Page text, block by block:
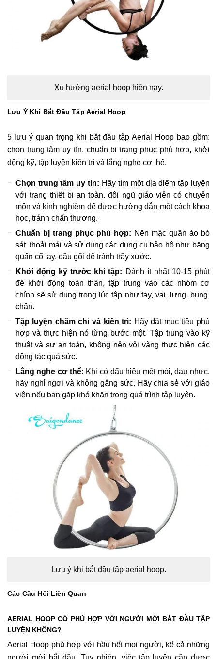
Xu hướng aerial hoop hiện nay.
Lưu Ý Khi Bắt Đầu Tập Aerial Hoop
5 lưu ý quan trọng khi bắt đầu tập Aerial Hoop bao gồm:
chọn trung tâm uy tín, chuẩn bị trang phục phù hợp, khởi
động kỹ, tập luyện kiên trì và lắng nghe cơ thể.
Chọn trung tâm uy tín: Hãy tìm một địa điểm tập luyện
với trang thiết bị an toàn, đội ngũ giáo viên có chuyên
môn và kinh nghiệm để được hướng dẫn một cách khoa
học, tránh chấn thương.
Chuẩn bị trang phục phù hợp: Nên mặc quần áo bó
sát, thoải mái và sử dụng các dụng cụ bảo hộ như băng
quấn cổ tay, đầu gối để tránh trầy xước.
Khởi động kỹ trước khi tập: Dành ít nhất 10-15 phút
để khởi động toàn thân, tập trung vào các nhóm cơ
chính sẽ sử dụng trong lúc tập như tay, vai, lưng, bụng,
chân.
Tập luyện chăm chỉ và kiên trì: Hãy đặt mục tiêu phù
hợp và thực hiện nó từng bước một. Tập trung vào kỹ
thuật và sự an toàn, không nên vội vàng thực hiện các
động tác quá sức.
Lắng nghe cơ thể: Khi có dấu hiệu mệt mỏi, đau nhức,
hãy nghỉ ngơi và không gắng sức. Hãy chia sẻ với giáo
viên nếu bạn gặp khó khăn trong quá trình tập luyện.
Lưu ý khi bắt đầu tập aerial hoop.
Các Câu Hỏi Liên Quan
AERIAL HOOP CÓ PHÙ HỢP VỚI NGƯỜI MỚI BẮT ĐẦU TẬP
LUYỆN KHÔNG?
Aerial Hoop phù hợp với hầu hết mọi người, kể cả những
người mới bắt đầu. Tuy nhiên, việc tập luyện cần được